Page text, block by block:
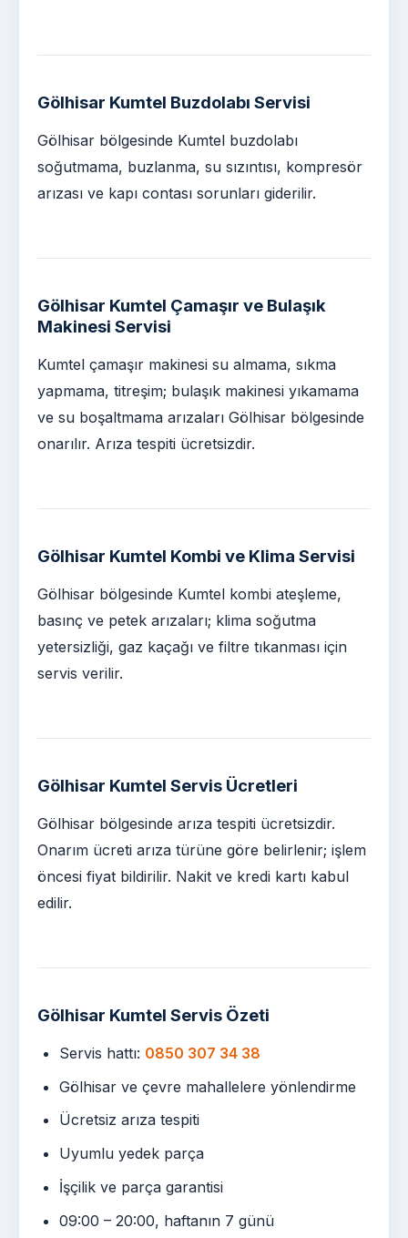
Gölhisar Kumtel Buzdolabı Servisi
Gölhisar bölgesinde Kumtel buzdolabı
soğutmama, buzlanma, su sızıntısı, kompresör
arızası ve kapı contası sorunları giderilir.
Gölhisar Kumtel Çamaşır ve Bulaşık
Makinesi Servisi
Kumtel çamaşır makinesi su almama, sıkma
yapmama, titreşim; bulaşık makinesi yıkamama
ve su boşaltmama arızaları Gölhisar bölgesinde
onarılır. Arıza tespiti ücretsizdir.
Gölhisar Kumtel Kombi ve Klima Servisi
Gölhisar bölgesinde Kumtel kombi ateşleme,
basınç ve petek arızaları; klima soğutma
yetersizliği, gaz kaçağı ve filtre tıkanması için
servis verilir.
Gölhisar Kumtel Servis Ücretleri
Gölhisar bölgesinde arıza tespiti ücretsizdir.
Onarım ücreti arıza türüne göre belirlenir; işlem
öncesi fiyat bildirilir. Nakit ve kredi kartı kabul
edilir.
Gölhisar Kumtel Servis Özeti
Servis hattı: 0850 307 34 38
Gölhisar ve çevre mahallelere yönlendirme
Ücretsiz arıza tespiti
Uyumlu yedek parça
İşçilik ve parça garantisi
09:00 – 20:00, haftanın 7 günü